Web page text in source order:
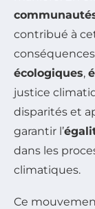
contribué à
conséquences
écologiques,
justice
disparités et
garantir l’
dans les
climatiques.
Ce